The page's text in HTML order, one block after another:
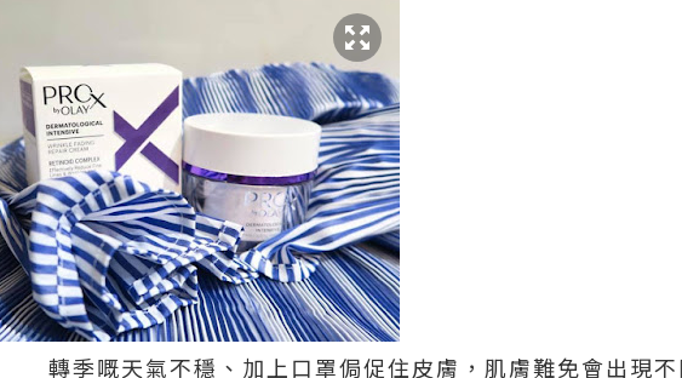
轉季嘅天氣不穩、加上口罩侷促住皮膚，肌膚難免會出現不